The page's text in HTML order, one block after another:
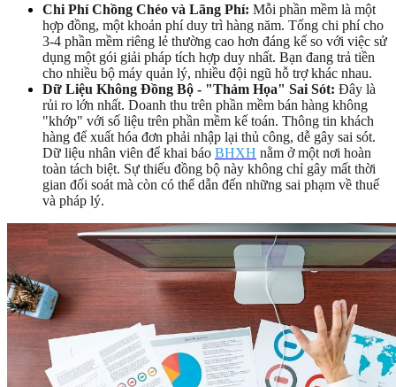
Chi Phí Chồng Chéo và Lãng Phí: Mỗi phần mềm là một
hợp đồng, một khoản phí duy trì hàng năm. Tổng chi phí cho
3-4 phần mềm riêng lẻ thường cao hơn đáng kể so với việc sử
dụng một gói giải pháp tích hợp duy nhất. Bạn đang trả tiền
cho nhiều bộ máy quản lý, nhiều đội ngũ hỗ trợ khác nhau.
Dữ Liệu Không Đồng Bộ - "Thảm Họa" Sai Sót: Đây là
rủi ro lớn nhất. Doanh thu trên phần mềm bán hàng không
"khớp" với số liệu trên phần mềm kế toán. Thông tin khách
hàng để xuất hóa đơn phải nhập lại thủ công, dễ gây sai sót.
Dữ liệu nhân viên để khai báo BHXH nằm ở một nơi hoàn
toàn tách biệt. Sự thiếu đồng bộ này không chỉ gây mất thời
gian đối soát mà còn có thể dẫn đến những sai phạm về thuế
và pháp lý.